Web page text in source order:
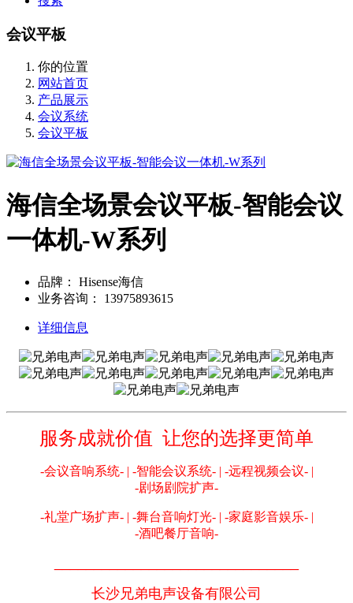
会议平板
你的位置
网站首页
产品展示
会议系统
会议平板
海信全场景会议平板-智能会议
一体机-W系列
品牌：
Hisense海信
业务咨询：
13975893615
详细信息
服务成就价值 让您的选择更简单
-会议音响系统- | -智能会议系统- | -远程视频会议- |
-剧场剧院扩声-
-礼堂广场扩声- | -舞台音响灯光- | -家庭影音娱乐- |
-酒吧餐厅音响-
长沙兄弟电声设备有限公司